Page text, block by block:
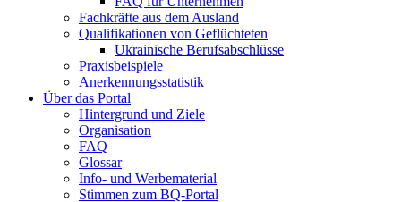
Fachkräfte aus dem Ausland
Qualifikationen von Geflüchteten
Ukrainische Berufsabschlüsse
Praxisbeispiele
Anerkennungsstatistik
Über das Portal
Hintergrund und Ziele
Organisation
FAQ
Glossar
Info- und Werbematerial
Stimmen zum BQ-Portal